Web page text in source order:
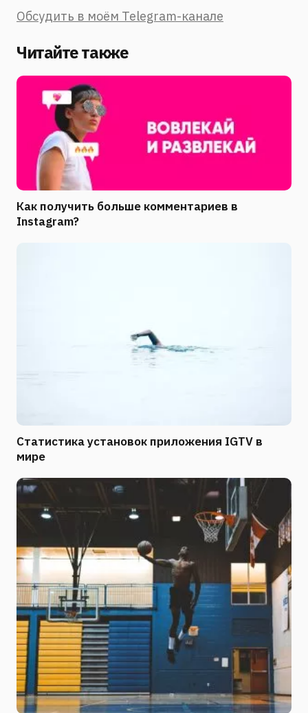
Обсудить в моём Telegram-канале
Читайте также
Как получить больше комментариев в
Instagram?
Статистика установок приложения IGTV в
мире